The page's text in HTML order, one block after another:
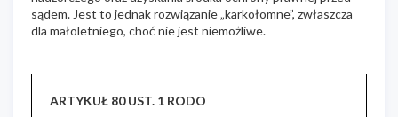
sądem. Jest to jednak rozwiązanie „karkołomne”, zwłaszcza
dla małoletniego, choć nie jest niemożliwe.
ARTYKUŁ 80 UST. 1 RODO